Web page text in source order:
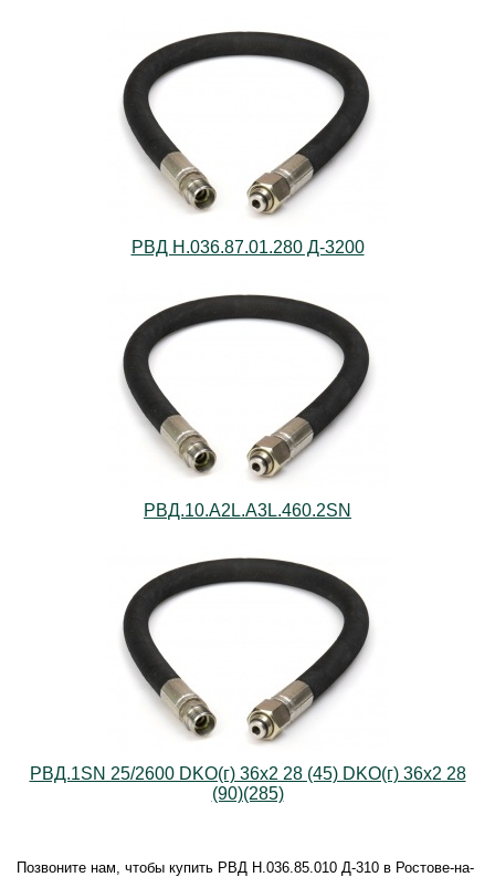
РВД Н.036.87.01.280 Д-3200
РВД.10.А2L.А3L.460.2SN
РВД.1SN 25/2600 DKO(г) 36х2 28 (45) DKO(г) 36х2 28
(90)(285)
Позвоните нам, чтобы купить РВД Н.036.85.010 Д-310 в Ростове-на-